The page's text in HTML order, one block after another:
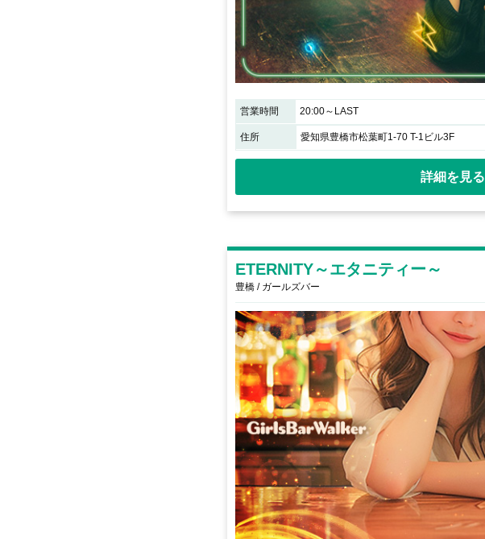
営業時間 20:00～LAST
住所 愛知県豊橋市松葉町1-70 T-1ビル3F
詳細を見る
ETERNITY～エタニティー～
豊橋 / ガールズバー